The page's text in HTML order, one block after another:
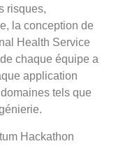
risques,
la conception de
Health Service
chaque équipe a
application
tels que
Hackathon